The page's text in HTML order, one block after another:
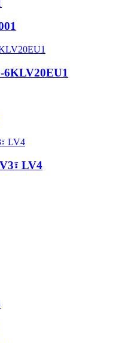
6KLV20EU1
LV4